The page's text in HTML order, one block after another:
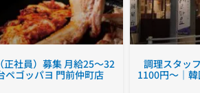
正社員）募集 月給25～32
ペゴッパヨ 門前仲町店
調理スタッ
1100円～｜